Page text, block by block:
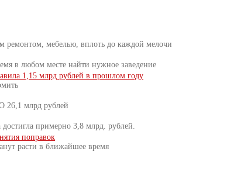
ремонтом, мебелью, вплоть до каждой мелочи
в любом месте найти нужное заведение
1,15 млрд рублей в прошлом году
26,1 млрд рублей
примерно 3,8 млрд. рублей.
поправок
расти в ближайшее время